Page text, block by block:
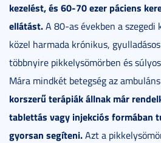
kezelést, és 60-70 ezer páciens
ellátást.A 80-as években a
közel harmada krónikus,
többnyire pikkelysömörben és
Mára mindkét betegség az
korszerű terápiák állnak már
tablettás vagy injekciós formában
gyorsan segíteni.Azt a